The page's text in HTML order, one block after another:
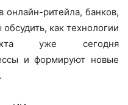
ритейла, банков,
как технологии
уже сегодня
и формируют новые